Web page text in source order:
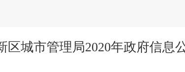
区城市管理局2020年政府信息